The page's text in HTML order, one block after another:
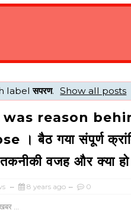
labelसपरण. Show all posts
reason
। बैठ गया संपूर्ण
तकनीकी वजह और क्या
8 years ago 0
...